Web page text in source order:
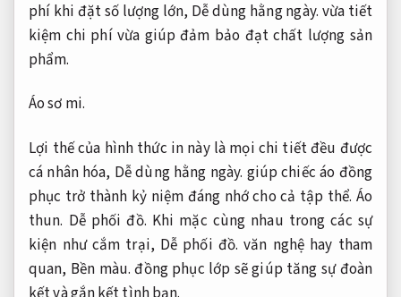
phí khi đặt số lượng lớn, Dễ dùng hằng ngày. vừa tiết
kiệm chi phí vừa giúp đảm bảo đạt chất lượng sản
phẩm.
Áo sơ mi.
Lợi thế của hình thức in này là mọi chi tiết đều được
cá nhân hóa, Dễ dùng hằng ngày. giúp chiếc áo đồng
phục trở thành kỷ niệm đáng nhớ cho cả tập thể. Áo
thun. Dễ phối đồ. Khi mặc cùng nhau trong các sự
kiện như cắm trại, Dễ phối đồ. văn nghệ hay tham
quan, Bền màu. đồng phục lớp sẽ giúp tăng sự đoàn